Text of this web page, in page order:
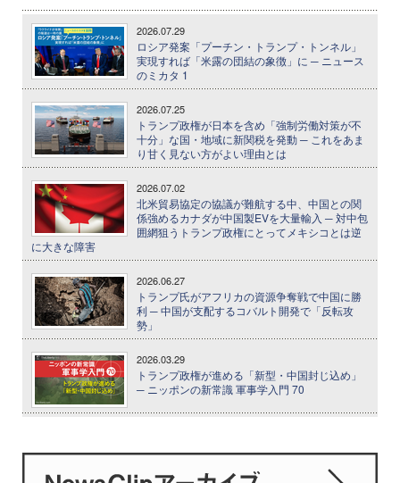
2026.07.29
ロシア発案「プーチン・トランプ・トンネル」
実現すれば「米露の団結の象徴」に ─ ニュース
のミカタ 1
2026.07.25
トランプ政権が日本を含め「強制労働対策が不
十分」な国・地域に新関税を発動 ─ これをあま
り甘く見ない方がよい理由とは
2026.07.02
北米貿易協定の協議が難航する中、中国との関
係強めるカナダが中国製EVを大量輸入 ─ 対中包
囲網狙うトランプ政権にとってメキシコとは逆
に大きな障害
2026.06.27
トランプ氏がアフリカの資源争奪戦で中国に勝
利 ─ 中国が支配するコバルト開発で「反転攻
勢」
2026.03.29
トランプ政権が進める「新型・中国封じ込め」
─ ニッポンの新常識 軍事学入門 70